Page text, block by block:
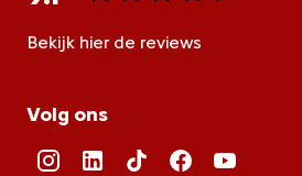
Bekijk hier de reviews
van
sterren
Volg ons